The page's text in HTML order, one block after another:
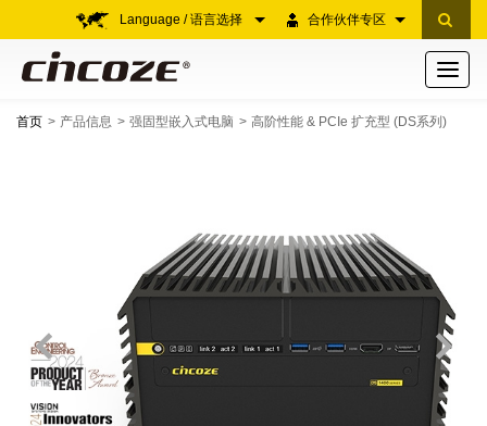
合作伙伴专区
Language / 语言选择
Toggle
首页 产品信息 强固型嵌入式电脑 高阶性能 & PCIe 扩充型 (DS系列)